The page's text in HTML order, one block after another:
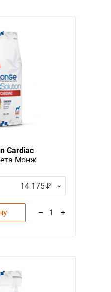
Cardiac
Монж
14 175 ₽
– 1 +